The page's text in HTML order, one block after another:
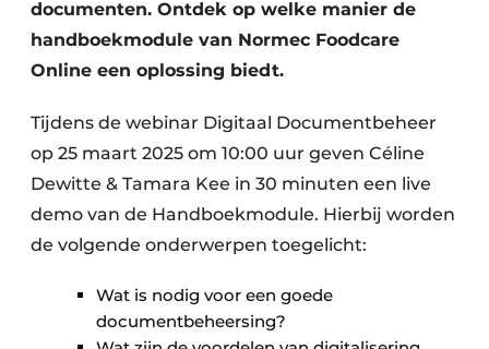
documenten. Ontdek op welke manier de
handboekmodule van Normec Foodcare
Online een oplossing biedt.
Tijdens de webinar Digitaal Documentbeheer
op 25 maart 2025 om 10:00 uur geven Céline
Dewitte & Tamara Kee in 30 minuten een live
demo van de Handboekmodule. Hierbij worden
de volgende onderwerpen toegelicht:
Wat is nodig voor een goede
documentbeheersing?